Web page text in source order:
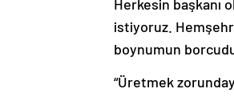
Herkesin başkanı
istiyoruz.
boynumun
“Üretmek